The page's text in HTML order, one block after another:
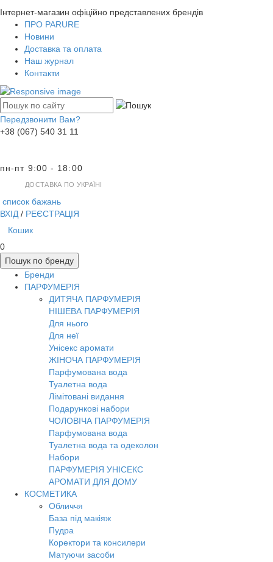
Інтернет-магазин офіційно представлених брендів
ПРО PARURE
Новини
Доставка та оплата
Наш журнал
Контакти
Передзвонити Вам?
+38 (067) 540 31 11
пн-пт 9:00 - 18:00
ДОСТАВКА ПО УКРАЇНІ
список бажань
ВХІД / РЕЄСТРАЦІЯ
Кошик
0
Пошук по бренду
Бренди
ПАРФУМЕРІЯ
ДИТЯЧА ПАРФУМЕРІЯ
НІШЕВА ПАРФУМЕРІЯ
Для нього
Для неї
Унісекс аромати
ЖІНОЧА ПАРФУМЕРІЯ
Парфумована вода
Туалетна вода
Лімітовані видання
Подарункові набори
ЧОЛОВІЧА ПАРФУМЕРІЯ
Парфумована вода
Туалетна вода та одеколон
Набори
ПАРФУМЕРІЯ УНІСЕКС
АРОМАТИ ДЛЯ ДОМУ
КОСМЕТИКА
Обличчя
База під макіяж
Пудра
Коректори та консилери
Матуючи засоби